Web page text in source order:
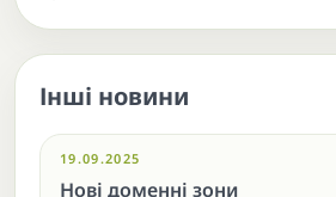
Інші новини
19.09.2025
Нові доменні зони